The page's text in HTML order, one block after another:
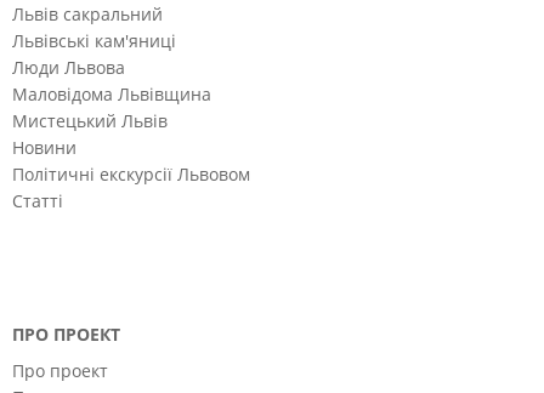
Львів сакральний
Львівські кам'яниці
Люди Львова
Маловідома Львівщина
Мистецький Львів
Новини
Політичні екскурсії Львовом
Статті
ПРО ПРОЕКТ
Про проект